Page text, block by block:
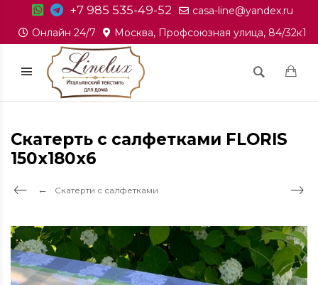
+7 985 535-49-52
casa-line@yandex.ru
Онлайн 24/7
Москва, Профсоюзная улица, 84/32к1
Cкатерть с салфетками FLORIS
150x180x6
Скатерти с салфетками